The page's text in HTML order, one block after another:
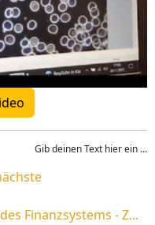
Gib deinen Text hier ein ...
Finanzsystems - Z...